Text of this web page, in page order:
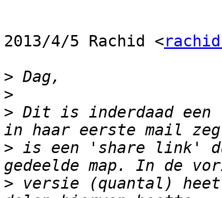
2013/4/5 Rachid <
>
>
> Dit is inderdaad een
> is een 'share link'
> versie (quantal)